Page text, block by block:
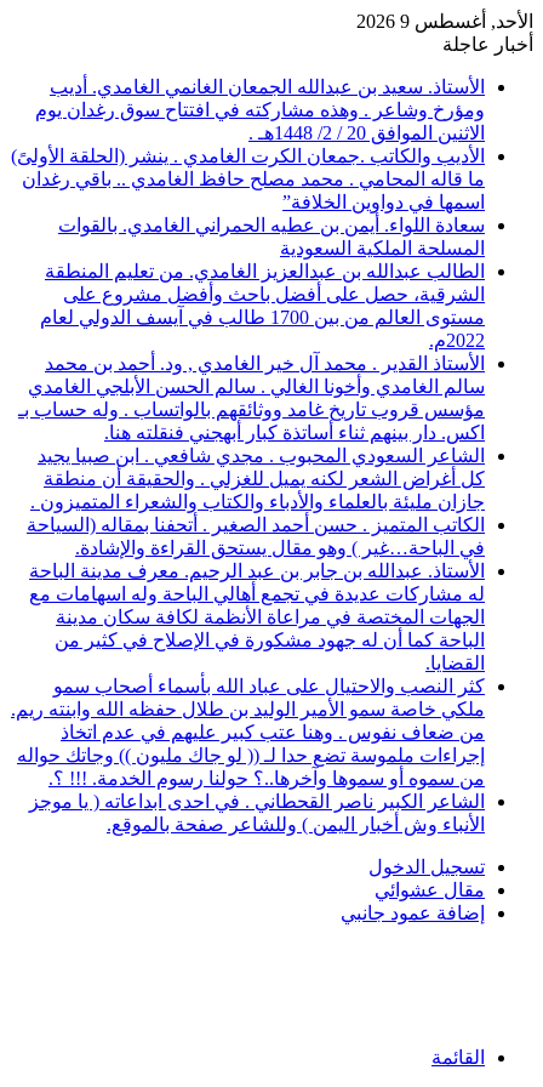
الأحد, أغسطس 9 2026
أخبار عاجلة
الأستاذ. سعيد بن عبدالله الجمعان الغانمي الغامدي. أديب
ومؤرخ وشاعر . وهذه مشاركته في افتتاح سوق رغدان يوم
الاثنين الموافق 20 / 2/ 1448هـ .
الأديب والكاتب .جمعان الكرت الغامدي . ينشر (الحلقة الأولىً)
ما قاله المحامي . محمد مصلح حافظ الغامدي .. باقي رغدان
اسمها في دواوين الخلافة”
سعادة اللواء. أيمن بن عطيه الحمراني الغامدي. بالقوات
المسلحة الملكية السعودية
الطالب عبدالله بن عبدالعزيز الغامدي. من تعليم المنطقة
الشرقية، حصل على أفضل باحث وأفضل مشروع على
مستوى العالم من بين 1700 طالب في آيسف الدولي لعام
2022م.
الأستاذ القدير . محمد آل خير الغامدي , ود. أحمد بن محمد
سالم الغامدي وأخونا الغالي . سالم الحسن الأبلجي الغامدي
مؤسس قروب تاريخ غامد ووثائقهم بالواتساب . وله حساب بـ
اكس. دار بينهم ثناء أساتذة كبار أبهجني فنقلته هنا.
الشاعر السعودي المحبوب . مجدي شافعي . ابن صبيا يجيد
كل أغراض الشعر لكنه يميل للغزلي . والحقيقة أن منطقة
جازان مليئة بالعلماء والأدباء والكتاب والشعراء المتميزون .
الكاتب المتميز . حسن أحمد الصغير . أتحفنا بمقاله (السياحة
في الباحة…غير ) وهو مقال يستحق القراءة والإشادة.
الأستاذ. عبدالله بن جابر بن عبد الرحيم. معرف مدينة الباحة
له مشاركات عديدة في تجمع أهالي الباحة وله اسهامات مع
الجهات المختصة في مراعاة الأنظمة لكافة سكان مدينة
الباحة كما أن له جهود مشكورة في الإصلاح في كثير من
القضايا.
كثر النصب والاحتيال على عباد الله بأسماء أصحاب سمو
ملكي خاصة سمو الأمير الوليد بن طلال حفظه الله وابنته ريم.
من ضعاف نفوس . وهنا عتب كبير عليهم في عدم اتخاذ
إجراءات ملموسة تضع حدا لـ (( لو جاك مليون )) وجاتك حواله
من سموه أو سموها وآخرها..؟ حولنا رسوم الخدمة. !!! ؟.
الشاعر الكبير ناصر القحطاني . في احدى ابداعاته ( يا موجز
الأنباء وش أخبار اليمن ) وللشاعر صفحة بالموقع.
تسجيل الدخول
مقال عشوائي
إضافة عمود جانبي
القائمة